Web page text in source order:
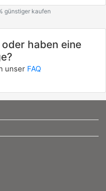
günstiger kaufen
haben eine
unser FAQ